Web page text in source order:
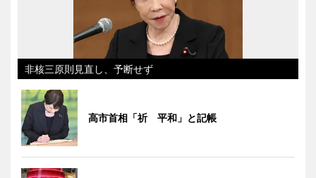
非核三原則見直し、予断せず
高市首相「祈 平和」と記帳